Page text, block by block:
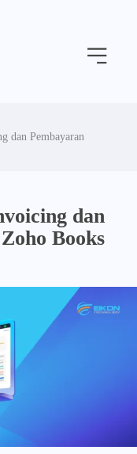
Menu
dan Pembayaran
dan
Books